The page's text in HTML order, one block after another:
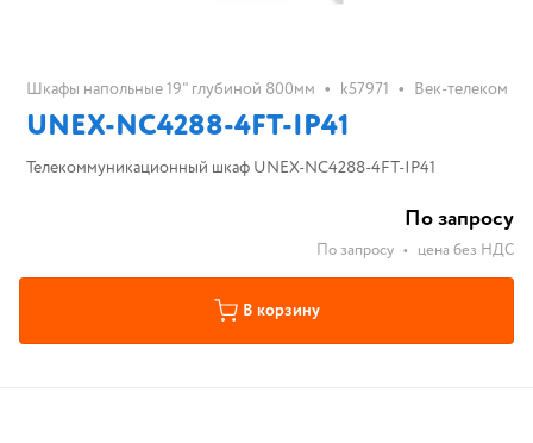
Шкафы напольные 19" глубиной 800мм • k57971 • Век-телеком
UNEX-NC4288-4FT-IP41
Телекоммуникационный шкаф UNEX-NC4288-4FT-IP41
По запросу
По запросу • цена без НДС
В корзину